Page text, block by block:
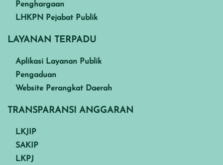
Penghargaan
LHKPN Pejabat Publik
LAYANAN TERPADU
Aplikasi Layanan Publik
Pengaduan
Website Perangkat Daerah
TRANSPARANSI ANGGARAN
LKJIP
SAKIP
LKPJ